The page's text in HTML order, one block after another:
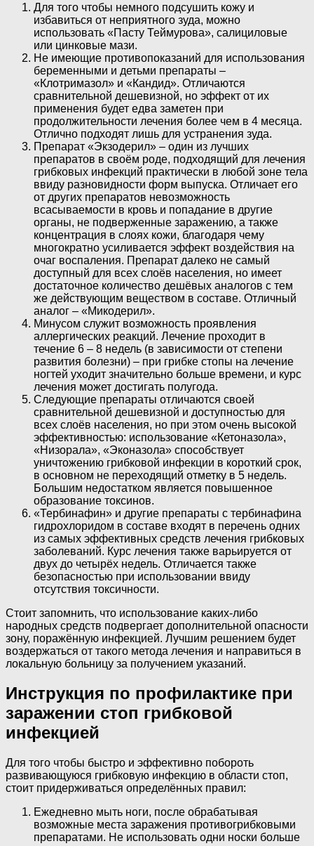
Для того чтобы немного подсушить кожу и
избавиться от неприятного зуда, можно
использовать «Пасту Теймурова», салициловые
или цинковые мази.
Не имеющие противопоказаний для использования
беременными и детьми препараты –
«Клотримазол» и «Кандид». Отличаются
сравнительной дешевизной, но эффект от их
применения будет едва заметен при
продолжительности лечения более чем в 4 месяца.
Отлично подходят лишь для устранения зуда.
Препарат «Экзодерил» – один из лучших
препаратов в своём роде, подходящий для лечения
грибковых инфекций практически в любой зоне тела
ввиду разновидности форм выпуска. Отличает его
от других препаратов невозможность
всасываемости в кровь и попадание в другие
органы, не подверженные заражению, а также
концентрация в слоях кожи, благодаря чему
многократно усиливается эффект воздействия на
очаг воспаления. Препарат далеко не самый
доступный для всех слоёв населения, но имеет
достаточное количество дешёвых аналогов с тем
же действующим веществом в составе. Отличный
аналог – «Микодерил».
Минусом служит возможность проявления
аллергических реакций. Лечение проходит в
течение 6 – 8 недель (в зависимости от степени
развития болезни) – при грибке стопы на лечение
ногтей уходит значительно больше времени, и курс
лечения может достигать полугода.
Следующие препараты отличаются своей
сравнительной дешевизной и доступностью для
всех слоёв населения, но при этом очень высокой
эффективностью: использование «Кетоназола»,
«Низорала», «Эконазола» способствует
уничтожению грибковой инфекции в короткий срок,
в основном не переходящий отметку в 5 недель.
Большим недостатком является повышенное
образование токсинов.
«Тербинафин» и другие препараты с тербинафина
гидрохлоридом в составе входят в перечень одних
из самых эффективных средств лечения грибковых
заболеваний. Курс лечения также варьируется от
двух до четырёх недель. Отличается также
безопасностью при использовании ввиду
отсутствия токсичности.
Стоит запомнить, что использование каких-либо
народных средств подвергает дополнительной опасности
зону, поражённую инфекцией. Лучшим решением будет
воздержаться от такого метода лечения и направиться в
локальную больницу за получением указаний.
Инструкция по профилактике при
заражении стоп грибковой
инфекцией
Для того чтобы быстро и эффективно побороть
развивающуюся грибковую инфекцию в области стоп,
стоит придерживаться определённых правил:
Ежедневно мыть ноги, после обрабатывая
возможные места заражения противогрибковыми
препаратами. Не использовать одни носки больше